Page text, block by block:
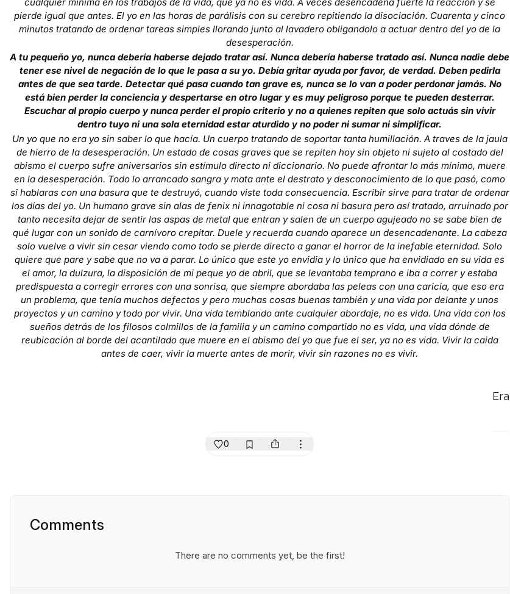
pierde igual que antes. El yo en las horas de parálisis con su cerebro repitiendo la disociación. Cuarenta y cinco
minutos tratando de ordenar tareas simples llorando junto al lavadero obligandolo a actuar dentro del yo de la
desesperación.
A tu pequeño yo, nunca debería haberse dejado tratar así. Nunca debería haberse tratado así. Nunca nadie debe
tener ese nivel de negación de lo que le pasa a su yo. Debía gritar ayuda por favor, de verdad. Deben pedirla
antes de que sea tarde. Detectar qué pasa cuando tan grave es, nunca se lo van a poder perdonar jamás. No
está bien perder la conciencia y despertarse en otro lugar y es muy peligroso porque te pueden desterrar.
Escuchar al propio cuerpo y nunca perder el propio criterio y no a quienes repiten que solo actuás sin vivir
dentro tuyo ni una sola eternidad estar aturdido y no poder ni sumar ni simplificar.
Un yo que no era yo sin saber lo que hacía. Un cuerpo tratando de soportar tanta humillación. A traves de la jaula
de hierro de la desesperación. Un estado de cosas graves que se repiten hoy sin objeto ni sujeto al costado del
abismo el cuerpo sufre aniversarios sin estímulo directo ni diccionario. No puede afrontar lo más mínimo, muere
en la desesperación. Todo lo arrancado sangra y mata ante el destrato y desconocimiento de lo que pasó, como
si hablaras con una basura que te destruyó, cuando viste toda consecuencia. Escribir sirve para tratar de ordenar
los días del yo. Un humano grave sin alas de fenix ni innagotable ni cosa ni basura pero así tratado, arruinado por
tanto necesita dejar de sentir las aspas de metal que entran y salen de un cuerpo agujeado no se sabe bien de
qué lugar con un sonido de carnívoro crepitar. Duele y recuerda cuando aparece un desencadenante. La cabeza
solo vuelve a vivir sin cesar viendo como todo se pierde directo a ganar el horror de la inefable eternidad. Solo
quiere que pare y sabe que no va a parar. Lo único que este yo envidia y lo único que ha envidiado en su vida es
el amor, la dulzura, la disposición de mi peque yo de abril, que se levantaba temprano e iba a correr y estaba
predispuesta a corregir errores con una sonrisa, que siempre abordaba las peleas con una caricia, que eso era
un problema, que tenía muchos defectos y pero muchas cosas buenas también y una vida por delante y unos
proyectos y un camino y todo por vivir. Una vida temblando ante cualquier abordaje, no es vida. Una vida con los
sueños detrás de los filosos colmillos de la familia y un camino compartido no es vida, una vida dónde de
reubicación al borde del acantilado que muere en el abismo del yo que fue el ser, ya no es vida. Vivir la caida
antes de caer, vivir la muerte antes de morir, vivir sin razones no es vivir.
Era
0
Comments
There are no comments yet, be the first!